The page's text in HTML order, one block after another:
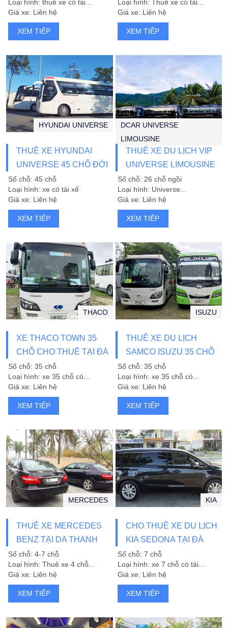
TÍN
Loại hình: thuê xe có tài...
Giá xe: Liên hệ
XEM TIẾP
Loại hình: Thuê xe có tài...
Giá xe: Liên hệ
XEM TIẾP
THUÊ XE HYUNDAI
UNIVERSE 45 CHỖ ĐỜI
MỚI
HYUNDAI UNIVERSE
Số chỗ: 45 chỗ
Loại hình: xe có tài xế
Giá xe: Liên hệ
XEM TIẾP
THUÊ XE DU LỊCH VIP
UNIVERSE LIMOUSINE
26 GHẾ
DCAR UNIVERSE
LIMOUSINE
Số chỗ: 26 chỗ ngồi
Loại hình: Universe...
Giá xe: Liên hệ
XEM TIẾP
XE THACO TOWN 35
CHỖ CHO THUÊ TẠI ĐÀ
NẴNG
THACO
Số chỗ: 35 chỗ
Loại hình: xe 35 chỗ có...
Giá xe: Liên hệ
XEM TIẾP
THUÊ XE DU LỊCH
SAMCO ISUZU 35 CHỖ
ĐÀ NẴNG
ISUZU
Số chỗ: 35 chỗ
Loại hình: xe 35 chỗ có...
Giá xe: Liên hệ
XEM TIẾP
THUÊ XE MERCEDES
BENZ TẠI DA THANH
TRANSPORTATION
MERCEDES
Số chỗ: 4-7 chỗ
Loại hình: Thuê xe 4 chỗ...
Giá xe: Liên hệ
XEM TIẾP
CHO THUÊ XE DU LỊCH
KIA SEDONA TẠI ĐÀ
NẴNG
KIA
Số chỗ: 7 chỗ
Loại hình: xe 7 chỗ có tài...
Giá xe: Liên hệ
XEM TIẾP